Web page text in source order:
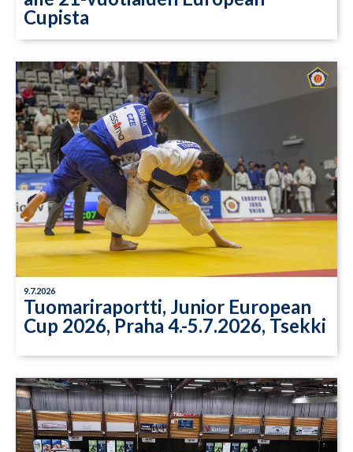
Cupista
9.7.2026
Tuomariraportti, Junior European
Cup 2026, Praha 4.-5.7.2026, Tsekki